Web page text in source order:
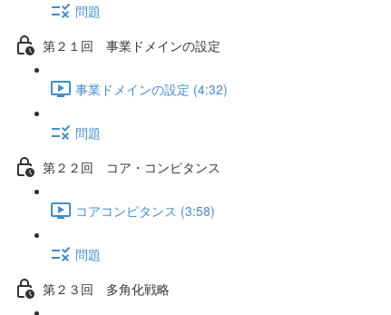
問題
第２１回 事業ドメインの設定
事業ドメインの設定 (4:32)
問題
第２２回 コア・コンピタンス
コアコンピタンス (3:58)
問題
第２３回 多角化戦略